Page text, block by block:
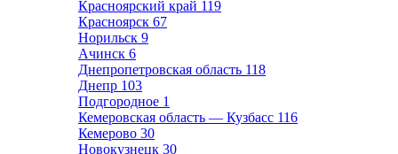
Красноярский край 119
Красноярск 67
Норильск 9
Ачинск 6
Днепропетровская область 118
Днепр 103
Подгородное 1
Кемеровская область — Кузбасс 116
Кемерово 30
Новокузнецк 30